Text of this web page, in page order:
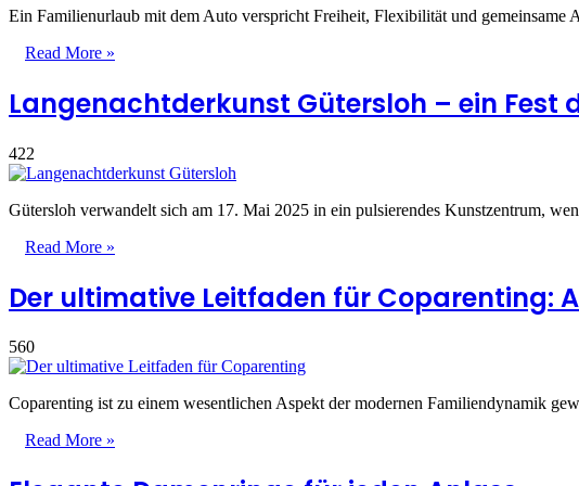
Ein Familienurlaub mit dem Auto verspricht Freiheit, Flexibilität und
Read More »
Langenachtderkunst Gütersloh – ein Fest
422
Gütersloh verwandelt sich am 17. Mai 2025 in ein pulsierendes Kunstzentrum,
Read More »
Der ultimative Leitfaden für Coparenting:
560
Coparenting ist zu einem wesentlichen Aspekt der modernen Familiendynamik
Read More »